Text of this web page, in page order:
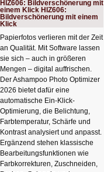
HIZ606: Bildverschönerung mit
einem Klick HIZ606:
Bildverschönerung mit einem
Klick
Papierfotos verlieren mit der Zeit
an Qualität. Mit Software lassen
sie sich – auch in größeren
Mengen – digital auffrischen.
Der Ashampoo Photo Optimizer
2026 bietet dafür eine
automatische Ein-Klick-
Optimierung, die Belichtung,
Farbtemperatur, Schärfe und
Kontrast analysiert und anpasst.
Ergänzend stehen klassische
Bearbeitungsfunktionen wie
Farbkorrekturen, Zuschneiden,